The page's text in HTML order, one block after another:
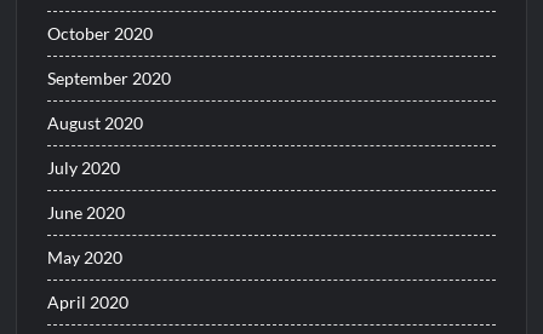
October 2020
September 2020
August 2020
July 2020
June 2020
May 2020
April 2020